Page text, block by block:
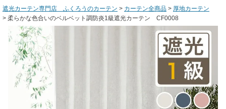
遮光カーテン専門店 ふくろうのカーテン カーテン全商品
厚地カーテン
柔らかな色合いのベルベット調防炎1級遮光カーテン CF0008